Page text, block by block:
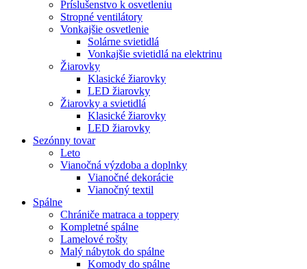
Príslušenstvo k osvetleniu
Stropné ventilátory
Vonkajšie osvetlenie
Solárne svietidlá
Vonkajšie svietidlá na elektrinu
Žiarovky
Klasické žiarovky
LED žiarovky
Žiarovky a svietidlá
Klasické žiarovky
LED žiarovky
Sezónny tovar
Leto
Vianočná výzdoba a doplnky
Vianočné dekorácie
Vianočný textil
Spálne
Chrániče matraca a toppery
Kompletné spálne
Lamelové rošty
Malý nábytok do spálne
Komody do spálne